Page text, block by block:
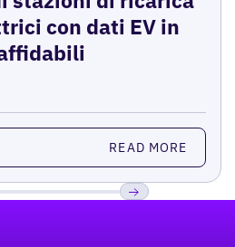
con dati EV in
READ MORE